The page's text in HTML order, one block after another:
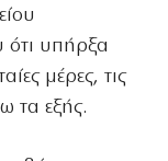
ότι υπήρξα
μέρες, τις
τα εξής.